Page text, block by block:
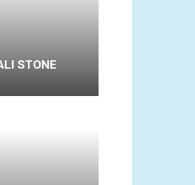
STONE